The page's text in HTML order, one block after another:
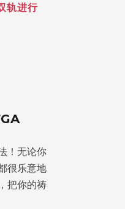
轨进行
！无论你
很乐意地
把你的祷